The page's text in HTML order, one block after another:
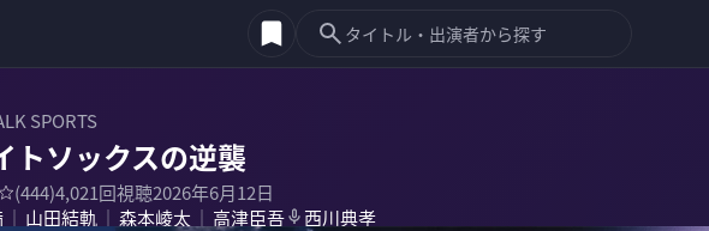
SPORTS
トソックスの逆襲
(444)4,021回視聴2026年6月12日
｜ 山田結軌 ｜ 森本崚太 ｜ 高津臣吾 西川典孝